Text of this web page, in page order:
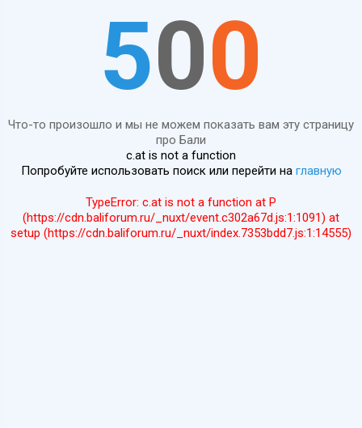
500
Что-то произошло и мы не можем показать вам эту страницу
про Бали
c.at is not a function
Попробуйте использовать поиск или перейти на главную
TypeError: c.at is not a function at P
(https://cdn.baliforum.ru/_nuxt/event.c302a67d.js:1:1091) at
setup (https://cdn.baliforum.ru/_nuxt/index.7353bdd7.js:1:14555)